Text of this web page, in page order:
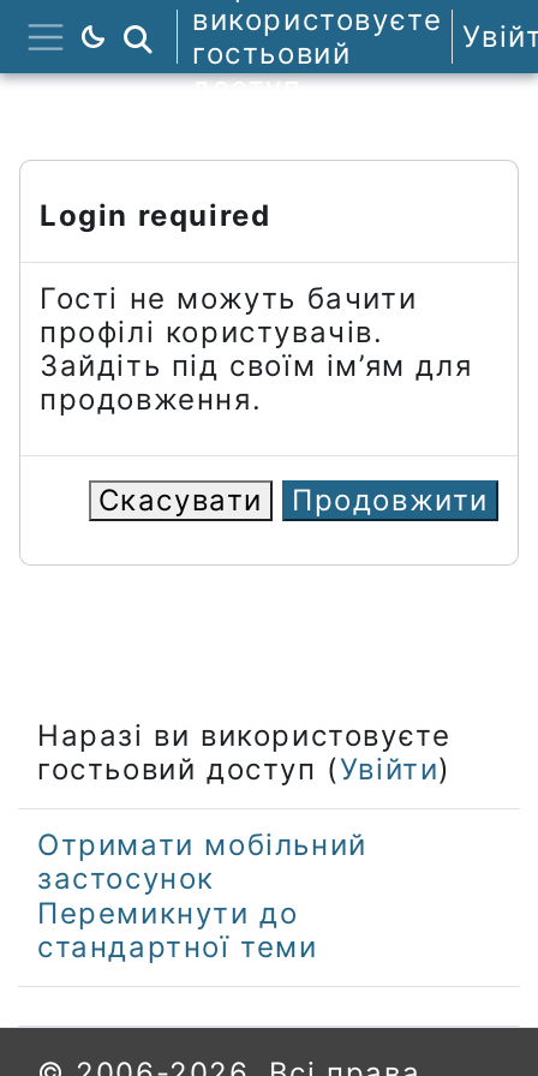
Перейти до головного вмісту
Бокова панель
Пошук курсів
використовуєте
гостьовий
доступ
Login required
Гості не можуть бачити
профілі користувачів.
Зайдіть під своїм ім’ям для
продовження.
Скасувати Продовжити
Наразі ви використовуєте
гостьовий доступ (Увійти)
Отримати мобільний
застосунок
Перемикнути до
стандартної теми